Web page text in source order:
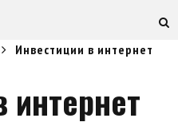
Инвестиции в интернет
интернет